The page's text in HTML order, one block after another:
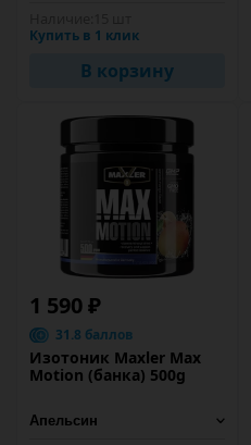
Купить в 1 клик
В корзину
1 590 ₽
31.8 баллов
Изотоник Maxler Max
Motion (банка) 500g